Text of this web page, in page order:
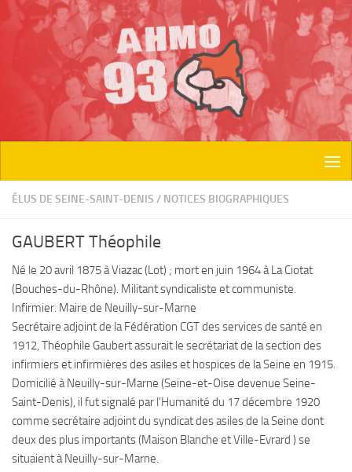
Skip to content
ÉLUS DE SEINE-SAINT-DENIS / NOTICES BIOGRAPHIQUES
GAUBERT Théophile
Né le 20 avril 1875 à Viazac (Lot) ; mort en juin 1964 à La Ciotat
(Bouches-du-Rhône). Militant syndicaliste et communiste.
Infirmier. Maire de Neuilly-sur-Marne
Secrétaire adjoint de la Fédération CGT des services de santé en
1912, Théophile Gaubert assurait le secrétariat de la section des
infirmiers et infirmières des asiles et hospices de la Seine en 1915.
Domicilié à Neuilly-sur-Marne (Seine-et-Oise devenue Seine-
Saint-Denis), il fut signalé par l’Humanité du 17 décembre 1920
comme secrétaire adjoint du syndicat des asiles de la Seine dont
deux des plus importants (Maison Blanche et Ville-Evrard ) se
situaient à Neuilly-sur-Marne.